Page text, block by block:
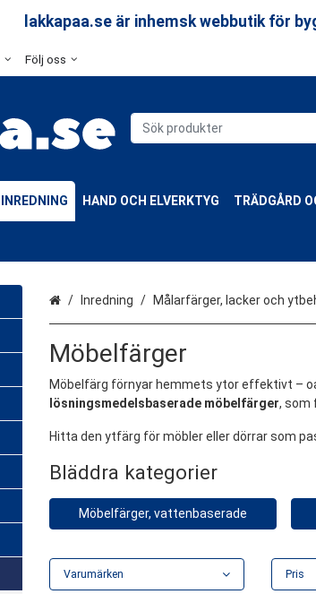
lakkapaa.se är inhemsk webbutik för
Följ oss
INREDNING HAND OCH ELVERKTYG TRÄDGÅRD
HemInredning Målarfärger, lacker och
Möbelfärger
Möbelfärg förnyar hemmets ytor effektivt –
lösningsmedelsbaserade möbelfärger, som
Hitta den ytfärg för möbler eller dörrar som
Bläddra kategorier
Möbelfärger, vattenbaserade
Varumärken Pris